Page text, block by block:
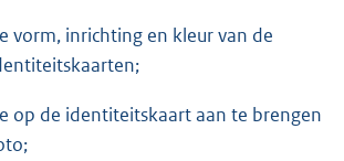
vorm, inrichting en kleur van de
op de identiteitskaart aan te brengen